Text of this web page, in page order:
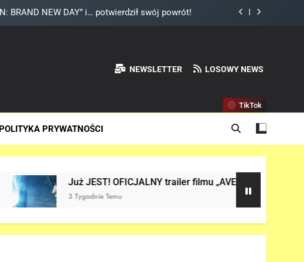
Spider-Mana jest warta tysiące dolarów!
Ryan Reynoldsa w „AVENGERS: DOOMSDAY”!
do obsady „X-MEN” jako nowy Scott Summers!
BRAND NEW DAY” i… potwierdził swój powrót!
Spider-Mana jest warta tysiące dolarów!
NEWSLETTER LOSOWY NEWS
POLITYKA PRYWATNOŚCI
TikTok
OFICJALNY trailer filmu „AVENGERS: DOOMSDAY” w sieci!
Temu